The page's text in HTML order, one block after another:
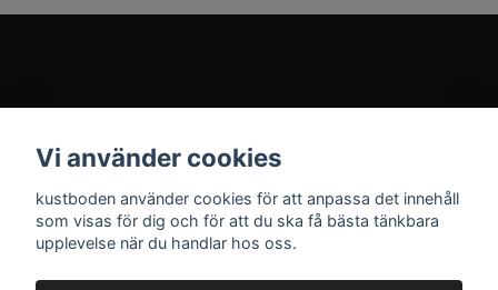
Sociala medier
Vi använder cookies
kustboden använder cookies för att anpassa det innehåll
som visas för dig och för att du ska få bästa tänkbara
upplevelse när du handlar hos oss.